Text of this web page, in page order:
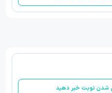
شدن نوبت خبر دهید